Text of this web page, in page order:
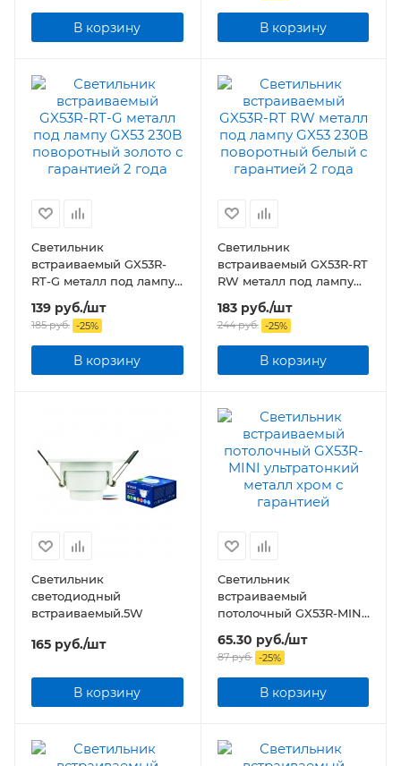
В корзину В корзину
Светильник
встраиваемый GX53R-
RT-G металл под лампу
GX53 230B поворотный
золото
139 руб./шт
185руб. -25%
В корзину
Светильник
встраиваемый GX53R-RT
RW металл под лампу
GX53 230B поворотный
белый
183руб./шт
244руб. -25%
В корзину
Светильник
светодиодный
встраиваемый.5W
165 руб./шт
В корзину
Светильник
встраиваемый
потолочный GX53R-MINI
ультратонкий металл
хром
65.30 руб./шт
87руб. -25%
В корзину